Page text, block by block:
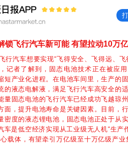
锁飞行汽车新可能 有望拉动10万
行汽车想要实现“飞得安全、飞得远、飞
记者了解到，固态电池技术正在被应
短产业化进程。在电池车间里，生产的
的液态电解液，满足飞行汽车高安全的
量固态电池的飞行汽车已经成功飞越琼
面，提升电池寿命是关键因素。目前，
密度的液态锂电池，固态电池正处于从
车是低空经济实现从工业级无人机“生产
载体，有望牵引万亿级至十万亿级产